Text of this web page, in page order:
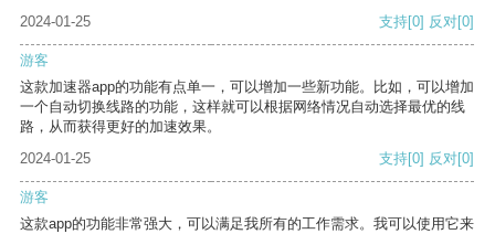
2024-01-25
支持[0] 反对[0]
游客
这款加速器app的功能有点单一，可以增加一些新功能。比如，可以增加
一个自动切换线路的功能，这样就可以根据网络情况自动选择最优的线
路，从而获得更好的加速效果。
2024-01-25
支持[0] 反对[0]
游客
这款app的功能非常强大，可以满足我所有的工作需求。我可以使用它来